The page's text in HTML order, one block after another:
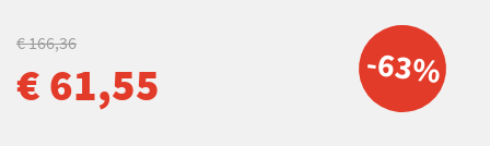
-63%
€ 166,36
€ 61,55